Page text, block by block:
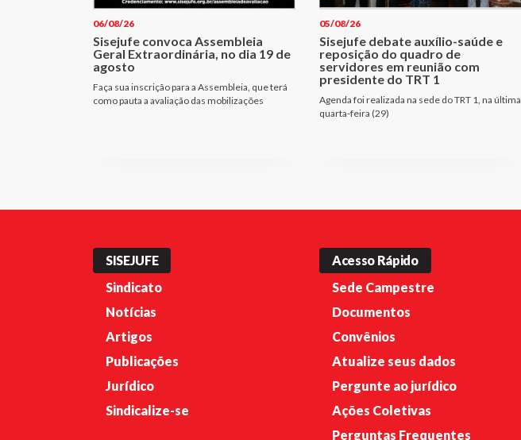
06/08/26
Sisejufe convoca Assembleia
Geral Extraordinária, no dia 19 de
agosto
Faça sua inscrição para a Assembleia, que terá
como pauta a avaliação das mobilizações
05/08/26
Sisejufe debate auxílio-saúde e
reposição do quadro de
servidores em reunião com
presidente do TRT 1
Agenda foi realizada na sede do TRT 1, na última
quarta-feira (29)
SISEJUFE
Sindicato
Notícias
Artigos
Publicações
Jurídico
Sindicalize-se
Acesso Rápido
Sede Campestre
Documentos
Convênios
Atualize seus dados
Pergunte ao jurídico
Ações Coletivas
Perguntas Frequentes